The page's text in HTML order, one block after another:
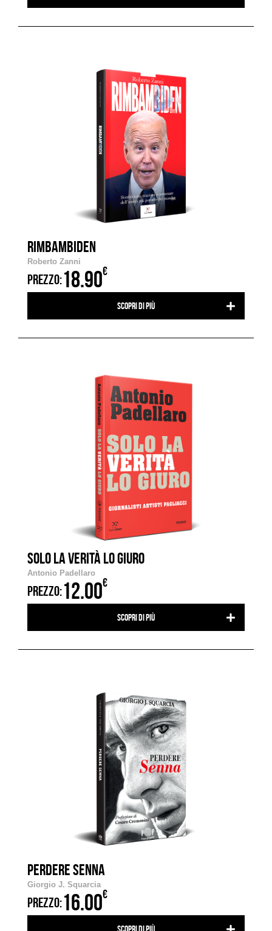
RIMBAMBIDEN
Roberto Zanni
PREZZO:18.90€
Scopri di più
SOLO LA VERITÀ LO GIURO
Antonio Padellaro
PREZZO:12.00€
Scopri di più
PERDERE SENNA
Giorgio J. Squarcia
PREZZO:16.00€
Scopri di più